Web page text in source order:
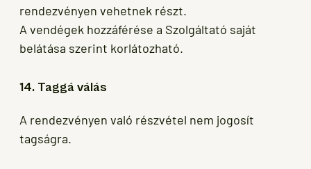
rendezvényen vehetnek részt.
A vendégek hozzáférése a Szolgáltató saját
belátása szerint korlátozható.
14. Taggá válás
A rendezvényen való részvétel nem jogosít
tagságra.